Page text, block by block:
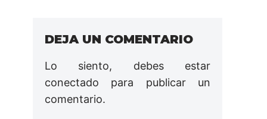
DEJA UN COMENTARIO
Lo siento, debes estar
conectado para publicar un
comentario.